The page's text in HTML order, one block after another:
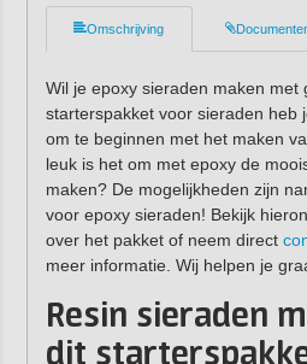
Omschrijving
Wil je epoxy sieraden maken met
starterspakket voor sieraden heb
om te beginnen met het maken
leuk is het om met epoxy de
maken? De mogelijkheden zijn
voor epoxy sieraden! Bekijk
over het pakket of neem direct
meer informatie. Wij helpen je
Resin sieraden
dit